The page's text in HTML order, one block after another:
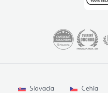
Slovacia Cehia